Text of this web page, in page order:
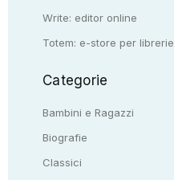
Write: editor online
Totem: e-store per librerie
Categorie
Bambini e Ragazzi
Biografie
Classici